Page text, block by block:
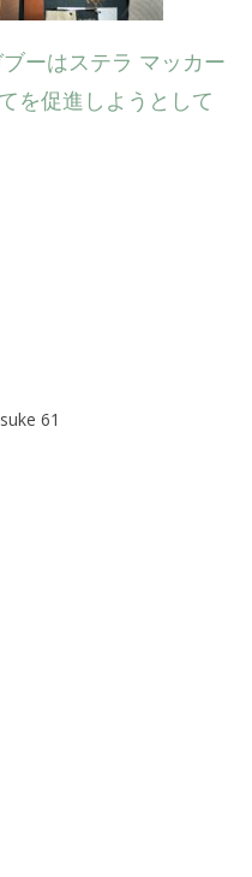
ーはステラ マッカー
を促進しようとして
61